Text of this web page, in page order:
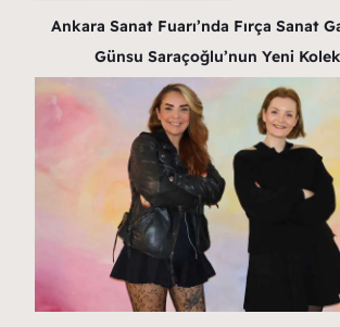
Ankara Sanat Fuarı’nda Fırça Sanat
Günsu Saraçoğlu’nun Yeni